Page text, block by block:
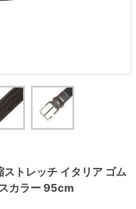
ストレッチ イタリア ゴム
カラー 95cm